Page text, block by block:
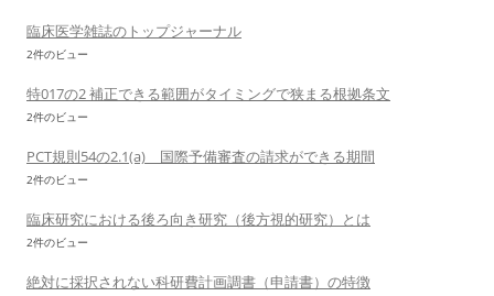
臨床医学雑誌のトップジャーナル
2件のビュー
特017の2 補正できる範囲がタイミングで狭まる根拠条文
2件のビュー
PCT規則54の2.1(a) 国際予備審査の請求ができる期間
2件のビュー
臨床研究における後ろ向き研究（後方視的研究）とは
2件のビュー
絶対に採択されない科研費計画調書（申請書）の特徴